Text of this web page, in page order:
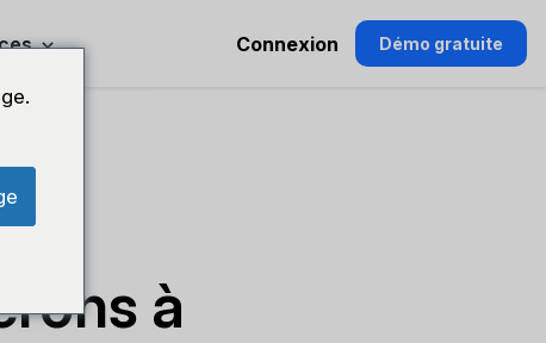
Connexion Démo gratuite
à